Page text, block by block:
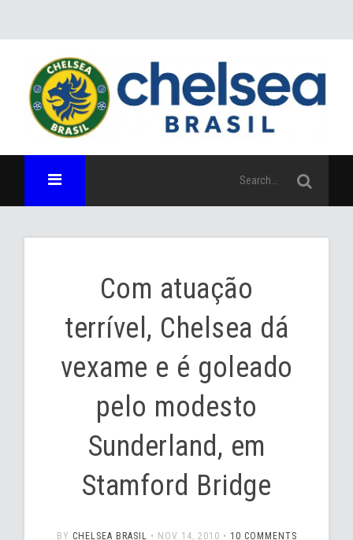
Com atuação
terrível, Chelsea dá
vexame e é goleado
pelo modesto
Sunderland, em
Stamford Bridge
BY CHELSEA BRASIL • NOV 14, 2010 • 10 COMMENTS